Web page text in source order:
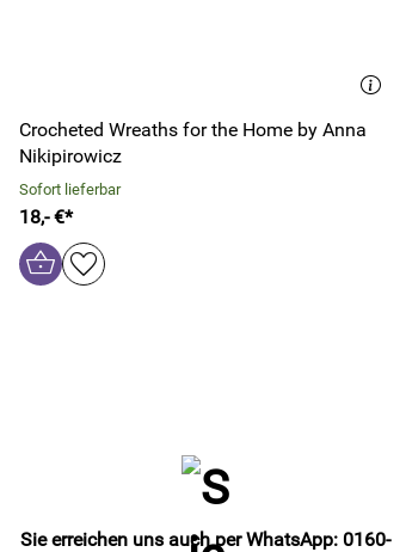
Crocheted Wreaths for the Home by Anna
Nikipirowicz
Sofort lieferbar
18,- €*
Sie erreichen uns auch per WhatsApp: 0160-